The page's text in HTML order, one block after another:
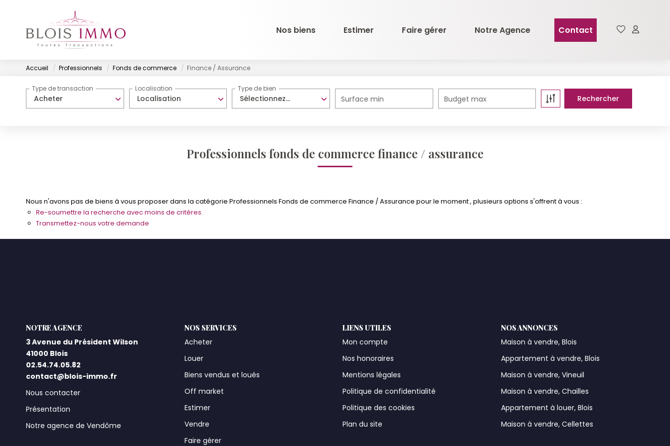
Nos biens Estimer Faire gérer Notre Agence Contact
Accueil Professionnels Fonds de commerce Finance / Assurance
Acheter
Type de transaction
Localisation
Localisation
Sélectionnez...
Type de bien
Surface min Budget max
Professionnels fonds de commerce finance / assurance
Nous n'avons pas de biens à vous proposer dans la catégorie Professionnels Fonds de commerce Finance / Assurance pour le moment , plusieurs options s'offrent à vous :
Re-soumettre la recherche avec moins de critères.
Transmettez-nous votre demande
L'AGENCE
3 Avenue du Président Wilson
41000 Blois
02.54.74.05.82
contact@blois-immo.fr
Nous contacter
Présentation
Notre agence de Vendôme
NOS SERVICES
Acheter
Louer
Biens vendus et loués
Off market
Estimer
Vendre
Faire gérer
LIENS UTILES
Mon compte
Nos honoraires
Mentions légales
Politique de confidentialité
Politique des cookies
Plan du site
NOS ANNONCES
Maison à vendre, Blois
Appartement à vendre, Blois
Maison à vendre, Vineuil
Maison à vendre, Chailles
Appartement à louer, Blois
Maison à vendre, Cellettes